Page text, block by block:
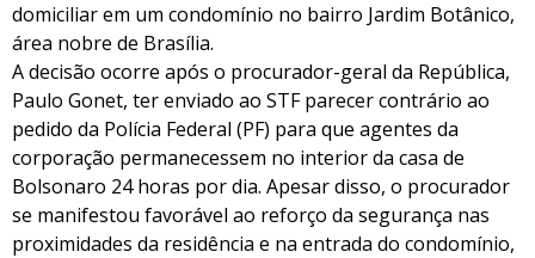
domiciliar em um condomínio no bairro Jardim Botânico,
área nobre de Brasília.
A decisão ocorre após o procurador-geral da República,
Paulo Gonet, ter enviado ao STF parecer contrário ao
pedido da Polícia Federal (PF) para que agentes da
corporação permanecessem no interior da casa de
Bolsonaro 24 horas por dia. Apesar disso, o procurador
se manifestou favorável ao reforço da segurança nas
proximidades da residência e na entrada do condomínio,